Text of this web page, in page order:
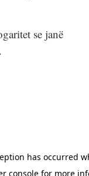
se janë